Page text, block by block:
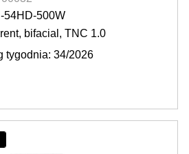
54HD-500W
bifacial, TNC 1.0
tygodnia: 34/2026